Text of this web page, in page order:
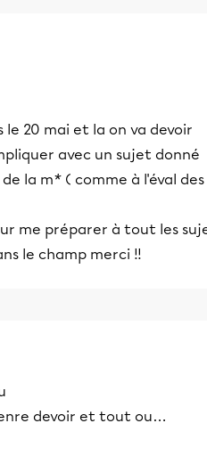
20 mai et la on va devoir
avec un sujet donné
la m* ( comme à l'éval des
me préparer à tout les
le champ merci !!
devoir et tout ou…